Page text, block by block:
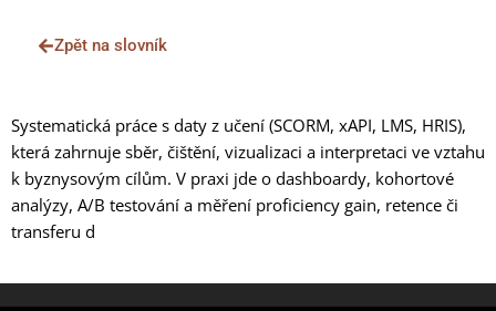
Zpět na slovník
Systematická práce s daty z učení (SCORM, xAPI, LMS, HRIS),
která zahrnuje sběr, čištění, vizualizaci a interpretaci ve vztahu
k byznysovým cílům. V praxi jde o dashboardy, kohortové
analýzy, A/B testování a měření proficiency gain, retence či
transferu d